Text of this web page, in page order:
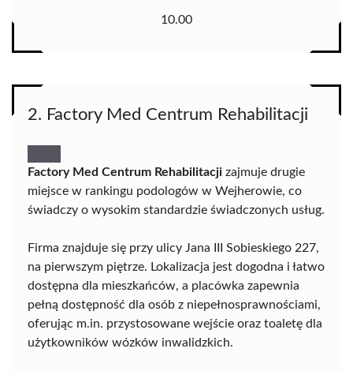
10.00
2. Factory Med Centrum Rehabilitacji
Factory Med Centrum Rehabilitacji zajmuje drugie
miejsce w rankingu podologów w Wejherowie, co
świadczy o wysokim standardzie świadczonych usług.
Firma znajduje się przy ulicy Jana III Sobieskiego 227,
na pierwszym piętrze. Lokalizacja jest dogodna i łatwo
dostępna dla mieszkańców, a placówka zapewnia
pełną dostępność dla osób z niepełnosprawnościami,
oferując m.in. przystosowane wejście oraz toaletę dla
użytkowników wózków inwalidzkich.